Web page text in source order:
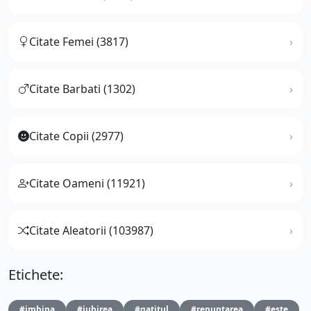
Citate Femei (3817)
Citate Barbati (1302)
Citate Copii (2977)
Citate Oameni (11921)
Citate Aleatorii (103987)
Etichete: